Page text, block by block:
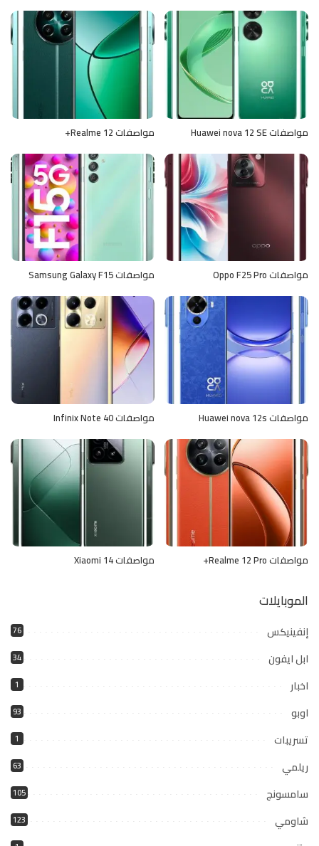
مواصفات Huawei nova 12 SE مواصفات Realme 12+
مواصفات Oppo F25 Pro مواصفات Samsung Galaxy F15
مواصفات Huawei nova 12s مواصفات Infinix Note 40
مواصفات Realme 12 Pro+ مواصفات Xiaomi 14
الموبايلات
إنفينيكس 76
ابل ايفون 34
اخبار 1
اوبو 93
تسريبات 1
ريلمي 63
سامسونج 105
شاومي 123